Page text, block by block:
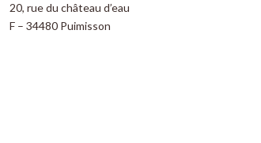
20, rue du château d’eau
F – 34480 Puimisson